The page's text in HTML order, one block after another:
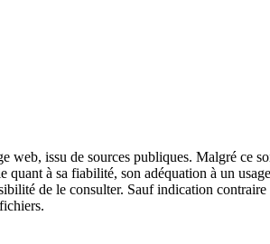
issu de sources publiques. Malgré ce
à sa fiabilité, son adéquation à un
de le consulter. Sauf indication